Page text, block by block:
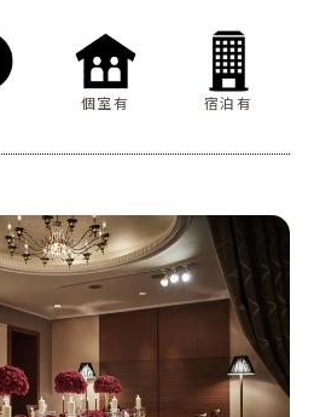
個室有 宿泊有